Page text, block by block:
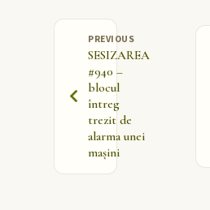
PREVIOUS
SESIZAREA
#940 –
blocul
întreg
trezit de
alarma unei
mașini